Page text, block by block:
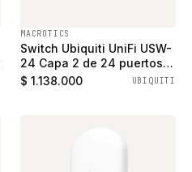
MACROTICS
Switch Ubiquiti UniFi USW-
24 Capa 2 de 24 puertos
ethernet gigabit y 2
$ 1.138.000 UBIQUITI